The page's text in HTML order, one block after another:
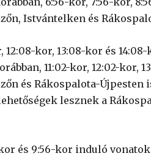
Istvántelken és
12:08-kor, 13:08-kor és
11:02-kor, 12:02-kor,
és Rákospalota-Újpesten
lesznek a
és 9:56-kor induló vonatok